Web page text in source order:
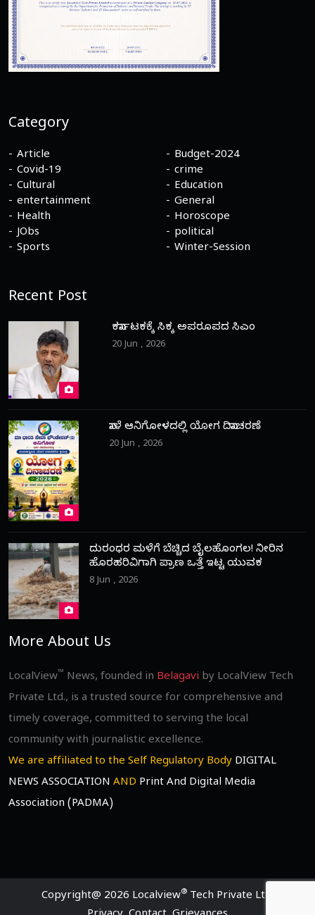
Category
Article
Budget-2024
Covid-19
crime
Cultural
Education
entertainment
General
Health
Horoscope
JObs
political
Sports
Winter-Session
Recent Post
ಕರ್ನಾಟಕಕ್ಕೆ ಸಿಕ್ಕ ಅಪರೂಪದ ಸಿಎಂ
20 Jun , 2026
ನಾಳೆ ಆನಿಗೋಳದಲ್ಲಿ ಯೋಗ ದಿನಾಚರಣೆ
20 Jun , 2026
ದುರಂಧರ ಮಳೆಗೆ ಬೆಚ್ಚಿದ ಬೈಲಹೊಂಗಲ! ನೀರಿನ
ಹೊರಹರಿವಿಗಾಗಿ ಪ್ರಾಣ ಒತ್ತೆ ಇಟ್ಟ ಯುವಕ
8 Jun , 2026
More About Us
LocalView™ News, founded in Belagavi by LocalView Tech
Private Ltd., is a trusted source for comprehensive and
timely coverage, committed to serving the local
community with journalistic excellence.
We are affiliated to the Self Regulatory Body DIGITAL
NEWS ASSOCIATION AND Print And Digital Media
Association (PADMA)
Copyright@ 2026 Localview® Tech Private Ltd.